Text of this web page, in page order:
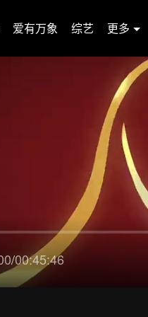
爱有万象 综艺 更多